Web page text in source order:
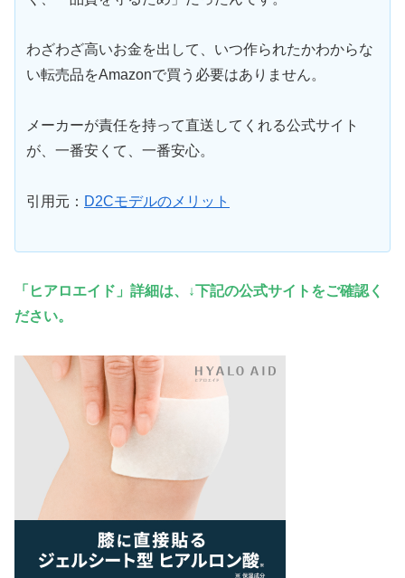
わざわざ高いお金を出して、いつ作られたかわからな
い転売品をAmazonで買う必要はありません。
メーカーが責任を持って直送してくれる公式サイト
が、一番安くて、一番安心。
引用元： D2Cモデルのメリット
「ヒアロエイド」詳細は、↓下記の公式サイトをご確認く
ださい。